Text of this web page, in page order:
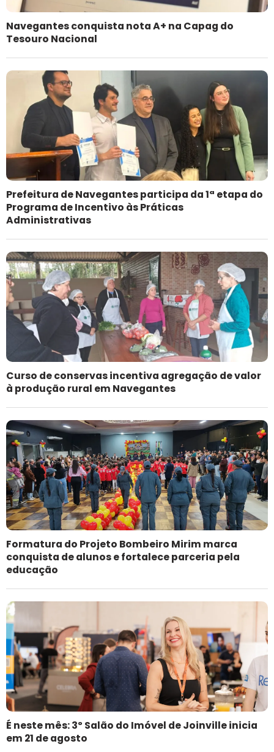
Navegantes conquista nota A+ na Capag do
Tesouro Nacional
Prefeitura de Navegantes participa da 1ª etapa do
Programa de Incentivo às Práticas
Administrativas
Curso de conservas incentiva agregação de valor
à produção rural em Navegantes
Formatura do Projeto Bombeiro Mirim marca
conquista de alunos e fortalece parceria pela
educação
É neste mês: 3º Salão do Imóvel de Joinville inicia
em 21 de agosto